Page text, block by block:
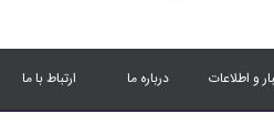
و اطلاعات درباره ما ارتباط با ما